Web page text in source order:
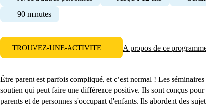
90 minutes
TROUVEZ-UNE-ACTIVITE A propos de ce
Être parent est parfois compliqué, et c’est normal ! Les
soutien qui peut faire une différence positive. Ils sont conçus pour
parents et de personnes s'occupant d'enfants. Ils abordent des